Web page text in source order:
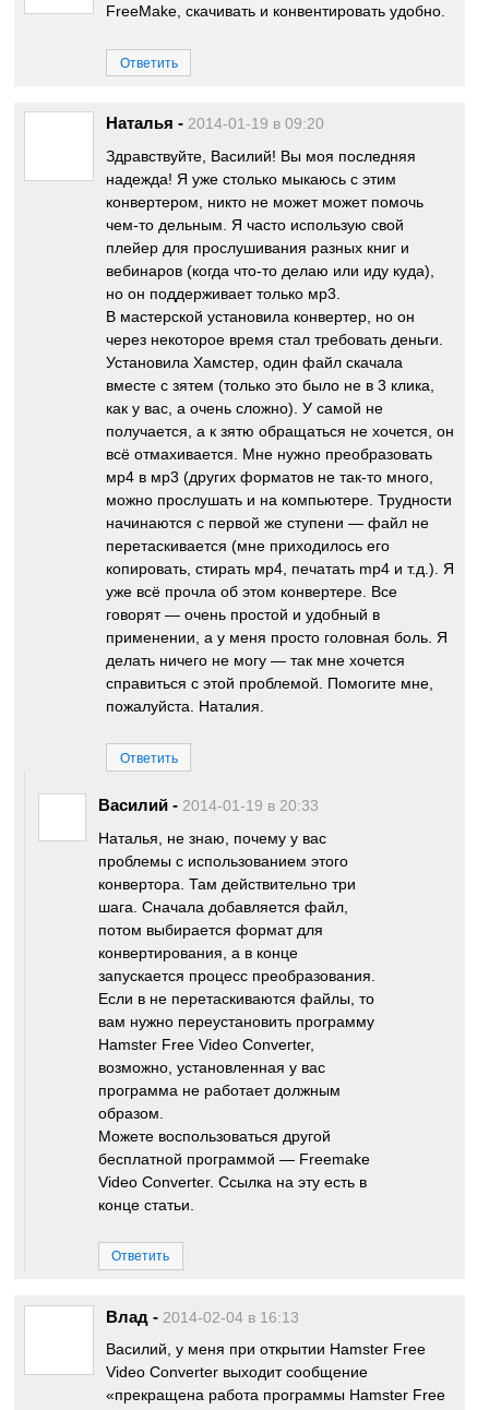
FreeMake, скачивать и конвентировать удобно.
Ответить
Наталья - 2014-01-19 в 09:20
Здравствуйте, Василий! Вы моя последняя
надежда! Я уже столько мыкаюсь с этим
конвертером, никто не может может помочь
чем-то дельным. Я часто использую свой
плейер для прослушивания разных книг и
вебинаров (когда что-то делаю или иду куда),
но он поддерживает только мр3.
В мастерской установила конвертер, но он
через некоторое время стал требовать деньги.
Установила Хамстер, один файл скачала
вместе с зятем (только это было не в 3 клика,
как у вас, а очень сложно). У самой не
получается, а к зятю обращаться не хочется, он
всё отмахивается. Мне нужно преобразовать
мр4 в мр3 (других форматов не так-то много,
можно прослушать и на компьютере. Трудности
начинаются с первой же ступени — файл не
перетаскивается (мне приходилось его
копировать, стирать мр4, печатать mp4 и т.д.). Я
уже всё прочла об этом конвертере. Все
говорят — очень простой и удобный в
применении, а у меня просто головная боль. Я
делать ничего не могу — так мне хочется
справиться с этой проблемой. Помогите мне,
пожалуйста. Наталия.
Ответить
Василий - 2014-01-19 в 20:33
Наталья, не знаю, почему у вас
проблемы с использованием этого
конвертора. Там действительно три
шага. Сначала добавляется файл,
потом выбирается формат для
конвертирования, а в конце
запускается процесс преобразования.
Если в не перетаскиваются файлы, то
вам нужно переустановить программу
Hamster Free Video Converter,
возможно, установленная у вас
программа не работает должным
образом.
Можете воспользоваться другой
бесплатной программой — Freemake
Video Converter. Ссылка на эту есть в
конце статьи.
Ответить
Влад - 2014-02-04 в 16:13
Василий, у меня при открытии Hamster Free
Video Converter выходит сообщение
«прекращена работа программы Hamster Free